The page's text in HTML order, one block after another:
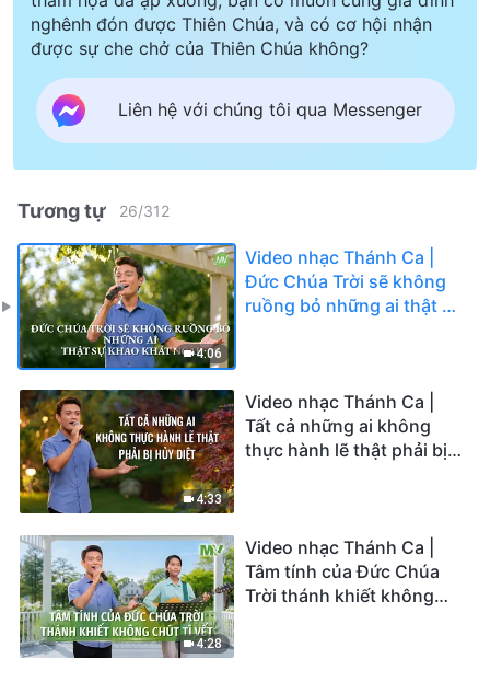
nghênh đón được Thiên Chúa, và có cơ hội nhận
được sự che chở của Thiên Chúa không?
Liên hệ với chúng tôi qua Messenger
Tương tự 26/312
4:06
Video nhạc Thánh Ca |
Đức Chúa Trời sẽ không
ruồng bỏ những ai thật sự
4:33
Video nhạc Thánh Ca |
Tất cả những ai không
thực hành lẽ thật phải bị
4:28
Video nhạc Thánh Ca |
Tâm tính của Đức Chúa
Trời thánh khiết không